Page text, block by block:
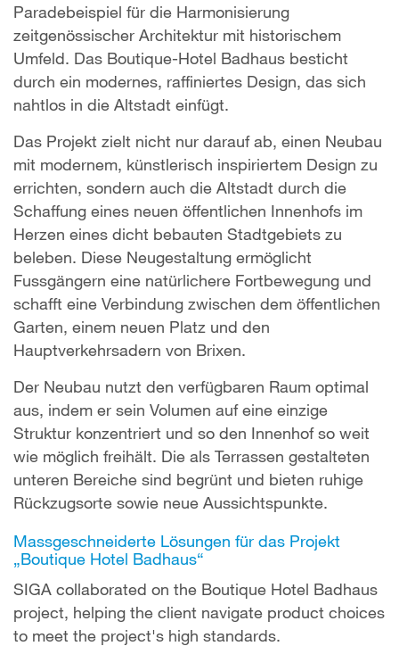
Paradebeispiel für die Harmonisierung
zeitgenössischer Architektur mit historischem
Umfeld. Das Boutique-Hotel Badhaus besticht
durch ein modernes, raffiniertes Design, das sich
nahtlos in die Altstadt einfügt.
Das Projekt zielt nicht nur darauf ab, einen Neubau
mit modernem, künstlerisch inspiriertem Design zu
errichten, sondern auch die Altstadt durch die
Schaffung eines neuen öffentlichen Innenhofs im
Herzen eines dicht bebauten Stadtgebiets zu
beleben. Diese Neugestaltung ermöglicht
Fussgängern eine natürlichere Fortbewegung und
schafft eine Verbindung zwischen dem öffentlichen
Garten, einem neuen Platz und den
Hauptverkehrsadern von Brixen.
Der Neubau nutzt den verfügbaren Raum optimal
aus, indem er sein Volumen auf eine einzige
Struktur konzentriert und so den Innenhof so weit
wie möglich freihält. Die als Terrassen gestalteten
unteren Bereiche sind begrünt und bieten ruhige
Rückzugsorte sowie neue Aussichtspunkte.
Massgeschneiderte Lösungen für das Projekt
„Boutique Hotel Badhaus“
SIGA collaborated on the Boutique Hotel Badhaus
project, helping the client navigate product choices
to meet the project's high standards.